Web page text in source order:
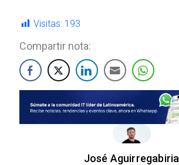
Visitas: 193
Compartir nota:
José Aguirregabiria